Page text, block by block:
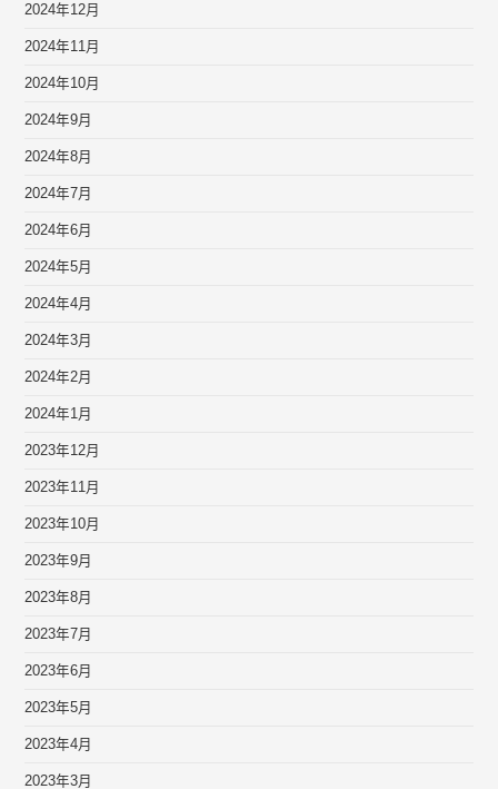
2024年12月
2024年11月
2024年10月
2024年9月
2024年8月
2024年7月
2024年6月
2024年5月
2024年4月
2024年3月
2024年2月
2024年1月
2023年12月
2023年11月
2023年10月
2023年9月
2023年8月
2023年7月
2023年6月
2023年5月
2023年4月
2023年3月